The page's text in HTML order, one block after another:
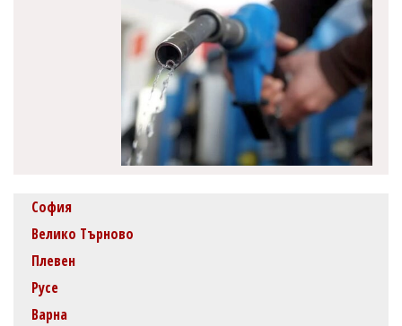
София
Велико Търново
Плевен
Русе
Варна